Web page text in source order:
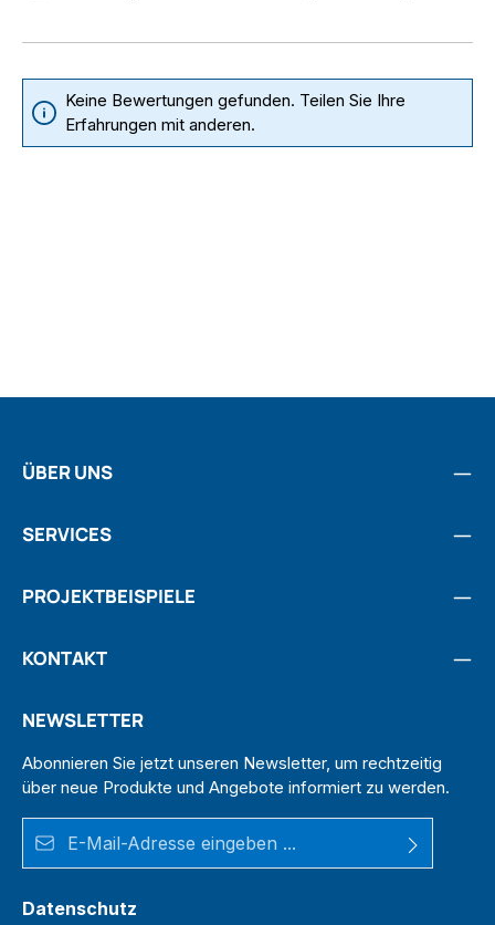
Keine Bewertungen gefunden. Teilen Sie Ihre
Erfahrungen mit anderen.
ÜBER UNS
SERVICES
PROJEKTBEISPIELE
KONTAKT
NEWSLETTER
Abonnieren Sie jetzt unseren Newsletter, um rechtzeitig
über neue Produkte und Angebote informiert zu werden.
Datenschutz